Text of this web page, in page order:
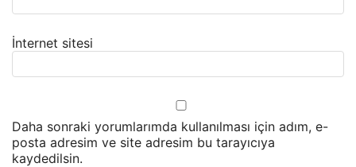
İnternet sitesi
Daha sonraki yorumlarımda kullanılması için adım, e-
posta adresim ve site adresim bu tarayıcıya
kaydedilsin.